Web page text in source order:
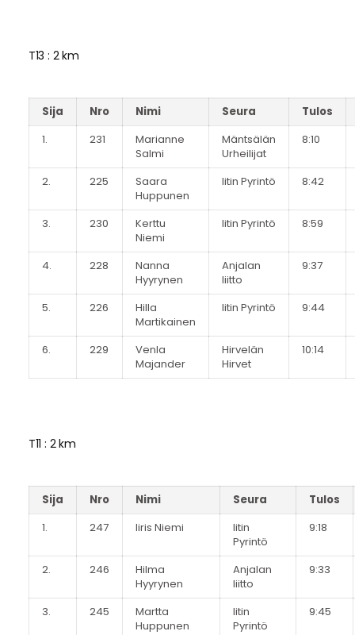
T13 : 2 km
Sija Nro Nimi Seura
Tulos
1.
231
Marianne
Salmi
Mäntsälän
Urheilijat
8:10
2. 225
Saara
Huppunen
Iitin Pyrintö 8:42
3. 230
Kerttu
Niemi
Iitin Pyrintö 8:59
4. 228
Nanna
Hyyrynen
Anjalan
liitto
9:37
5. 226
Hilla
Martikainen
Iitin Pyrintö 9:44
6. 229
Venla
Majander
Hirvelän
Hirvet
10:14
T11 : 2 km
Sija Nro Nimi Seura
Tulos
1.
247 Iiris Niemi
Iitin
Pyrintö
9:18
2. 246
Hilma
Hyyrynen
Anjalan
liitto
9:33
3. 245
Martta
Huppunen
Iitin
Pyrintö
9:45